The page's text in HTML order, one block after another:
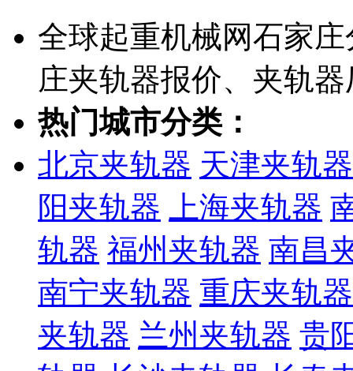
全球起重机械网石家
庄夹轨器报价、夹轨
热门城市分类：
北京夹轨器 天津夹轨器
阳夹轨器
上海夹轨器
轨器 福州夹轨器 南昌
南宁夹轨器 重庆夹轨器
夹轨器 兰州夹轨器 贵